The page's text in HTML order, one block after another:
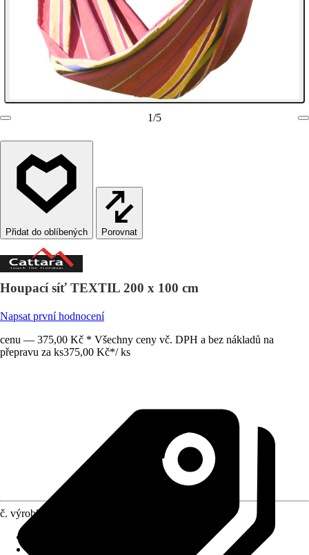
1/5
Porovnat
Houpací síť TEXTIL 200 x 100 cm
Napsat první hodnocení
cenu — 375,00 Kč * Všechny ceny vč. DPH a bez nákladů na
přepravu za ks375,00 Kč*/ ks
č. výrobku